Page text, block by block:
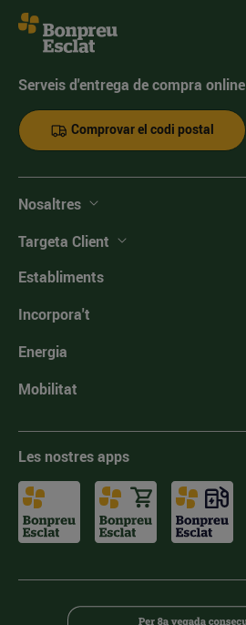
Serveis d'entrega de compra online
Comprovar el codi postal
Nosaltres
Targeta Client
Establiments
Incorpora't
Energia
Mobilitat
Les nostres apps